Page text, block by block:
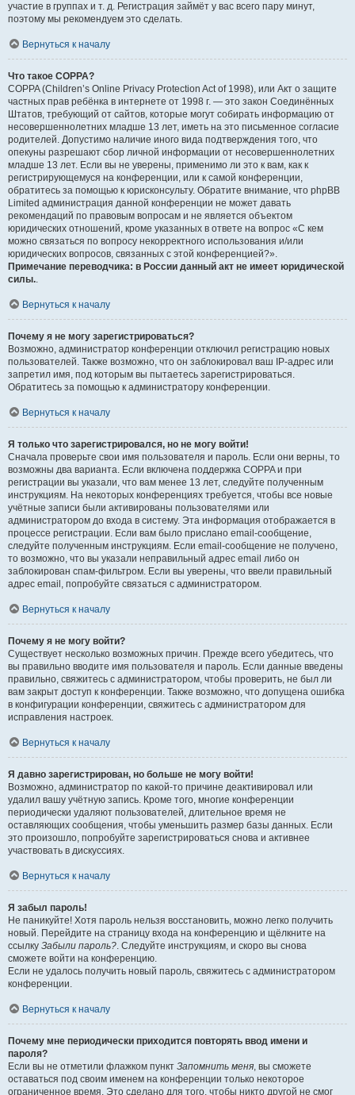
участие в группах и т. д. Регистрация займёт у вас всего пару минут,
поэтому мы рекомендуем это сделать.
Вернуться к началу
Что такое COPPA?
COPPA (Children’s Online Privacy Protection Act of 1998), или Акт о защите
частных прав ребёнка в интернете от 1998 г. — это закон Соединённых
Штатов, требующий от сайтов, которые могут собирать информацию от
несовершеннолетних младше 13 лет, иметь на это письменное согласие
родителей. Допустимо наличие иного вида подтверждения того, что
опекуны разрешают сбор личной информации от несовершеннолетних
младше 13 лет. Если вы не уверены, применимо ли это к вам, как к
регистрирующемуся на конференции, или к самой конференции,
обратитесь за помощью к юрисконсульту. Обратите внимание, что phpBB
Limited администрация данной конференции не может давать
рекомендаций по правовым вопросам и не является объектом
юридических отношений, кроме указанных в ответе на вопрос «С кем
можно связаться по вопросу некорректного использования и/или
юридических вопросов, связанных с этой конференцией?».
Примечание переводчика: в России данный акт не имеет юридической
силы..
Вернуться к началу
Почему я не могу зарегистрироваться?
Возможно, администратор конференции отключил регистрацию новых
пользователей. Также возможно, что он заблокировал ваш IP-адрес или
запретил имя, под которым вы пытаетесь зарегистрироваться.
Обратитесь за помощью к администратору конференции.
Вернуться к началу
Я только что зарегистрировался, но не могу войти!
Сначала проверьте свои имя пользователя и пароль. Если они верны, то
возможны два варианта. Если включена поддержка COPPA и при
регистрации вы указали, что вам менее 13 лет, следуйте полученным
инструкциям. На некоторых конференциях требуется, чтобы все новые
учётные записи были активированы пользователями или
администратором до входа в систему. Эта информация отображается в
процессе регистрации. Если вам было прислано email-сообщение,
следуйте полученным инструкциям. Если email-сообщение не получено,
то возможно, что вы указали неправильный адрес email либо он
заблокирован спам-фильтром. Если вы уверены, что ввели правильный
адрес email, попробуйте связаться с администратором.
Вернуться к началу
Почему я не могу войти?
Существует несколько возможных причин. Прежде всего убедитесь, что
вы правильно вводите имя пользователя и пароль. Если данные введены
правильно, свяжитесь с администратором, чтобы проверить, не был ли
вам закрыт доступ к конференции. Также возможно, что допущена ошибка
в конфигурации конференции, свяжитесь с администратором для
исправления настроек.
Вернуться к началу
Я давно зарегистрирован, но больше не могу войти!
Возможно, администратор по какой-то причине деактивировал или
удалил вашу учётную запись. Кроме того, многие конференции
периодически удаляют пользователей, длительное время не
оставляющих сообщения, чтобы уменьшить размер базы данных. Если
это произошло, попробуйте зарегистрироваться снова и активнее
участвовать в дискуссиях.
Вернуться к началу
Я забыл пароль!
Не паникуйте! Хотя пароль нельзя восстановить, можно легко получить
новый. Перейдите на страницу входа на конференцию и щёлкните на
ссылку Забыли пароль?. Следуйте инструкциям, и скоро вы снова
сможете войти на конференцию.
Если не удалось получить новый пароль, свяжитесь с администратором
конференции.
Вернуться к началу
Почему мне периодически приходится повторять ввод имени и
пароля?
Если вы не отметили флажком пункт Запомнить меня, вы сможете
оставаться под своим именем на конференции только некоторое
ограниченное время. Это сделано для того, чтобы никто другой не смог